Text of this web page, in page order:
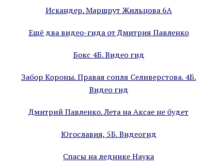
Искандер. Маршрут Жильцова 6А
Ещё два видео-гида от Дмитрия Павленко
Бокс 4Б. Видео гид
Забор Короны. Правая сопля Селиверстова. 4Б.
Видео гид
Дмитрий Павленко. Лета на Аксае не будет
Югославия, 5Б. Видеогид
Спасы на леднике Наука